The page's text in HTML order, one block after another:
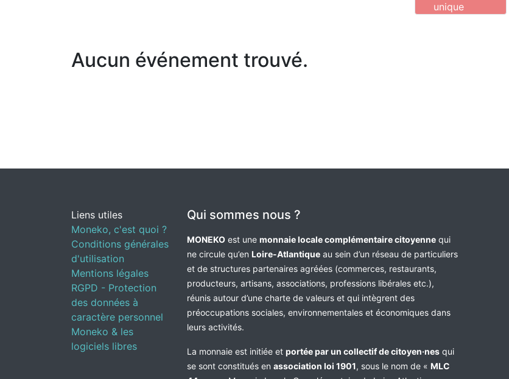
unique
Aucun événement trouvé.
Liens utiles
Moneko, c'est quoi ?
Conditions générales
d'utilisation
Mentions légales
RGPD - Protection
des données à
caractère personnel
Moneko & les
logiciels libres
Qui sommes nous ?
MONEKO est une monnaie locale complémentaire citoyenne qui
ne circule qu’en Loire-Atlantique au sein d’un réseau de particuliers
et de structures partenaires agréées (commerces, restaurants,
producteurs, artisans, associations, professions libérales etc.),
réunis autour d’une charte de valeurs et qui intègrent des
préoccupations sociales, environnementales et économiques dans
leurs activités.
La monnaie est initiée et portée par un collectif de citoyen·nes qui
se sont constitués en association loi 1901, sous le nom de « MLC